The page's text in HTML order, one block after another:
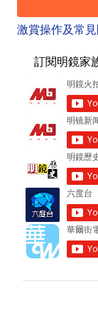
激賞操作及常
訂閱明鏡家